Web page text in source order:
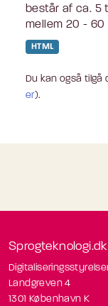
består af ca. 5
mellem 20 - 60
HTML
Du kan også
er).
Sprogteknologi.dk
Landgreven 4
1301 København K